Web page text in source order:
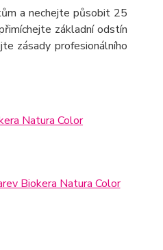
a nechejte působit 25
základní odstín
zásady profesionálního